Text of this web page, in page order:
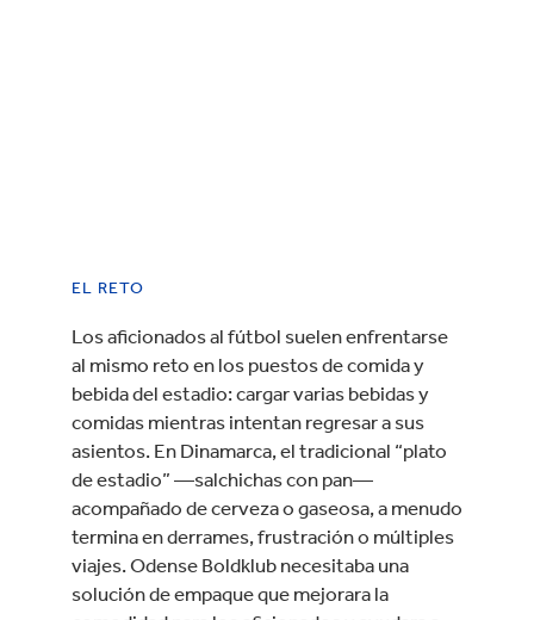
EL RETO
Los aficionados al fútbol suelen enfrentarse
al mismo reto en los puestos de comida y
bebida del estadio: cargar varias bebidas y
comidas mientras intentan regresar a sus
asientos. En Dinamarca, el tradicional “plato
de estadio” —salchichas con pan—
acompañado de cerveza o gaseosa, a menudo
termina en derrames, frustración o múltiples
viajes. Odense Boldklub necesitaba una
solución de empaque que mejorara la